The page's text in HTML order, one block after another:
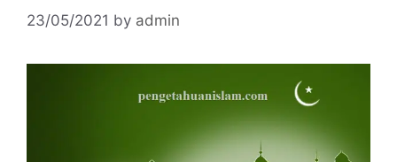
23/05/2021 by admin